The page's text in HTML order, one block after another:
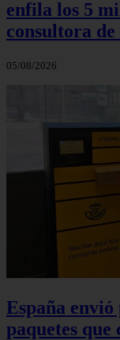
enfila los 5
consultora de
05/08/2026
España
paquetes que